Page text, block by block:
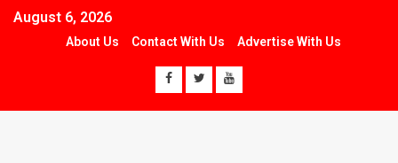
August 6, 2026
About Us Contact With Us Advertise With Us